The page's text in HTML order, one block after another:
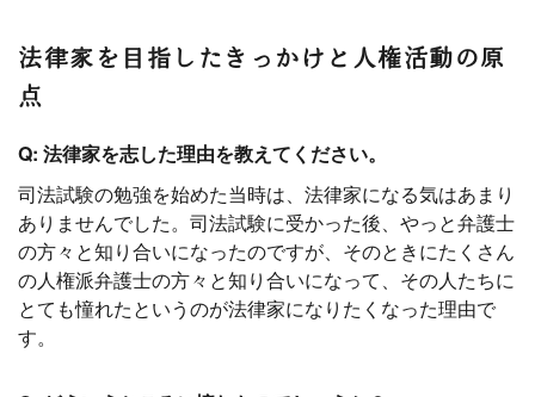
法律家を目指したきっかけと人権活動の原
点
Q: 法律家を志した理由を教えてください。
司法試験の勉強を始めた当時は、法律家になる気はあまり
ありませんでした。司法試験に受かった後、やっと弁護士
の方々と知り合いになったのですが、そのときにたくさん
の人権派弁護士の方々と知り合いになって、その人たちに
とても憧れたというのが法律家になりたくなった理由で
す。